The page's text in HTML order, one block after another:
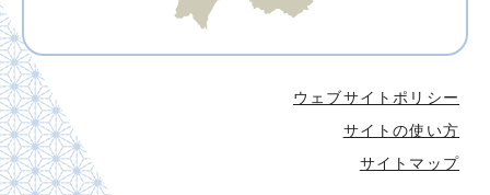
ウェブサイトポリシー
サイトの使い方
サイトマップ